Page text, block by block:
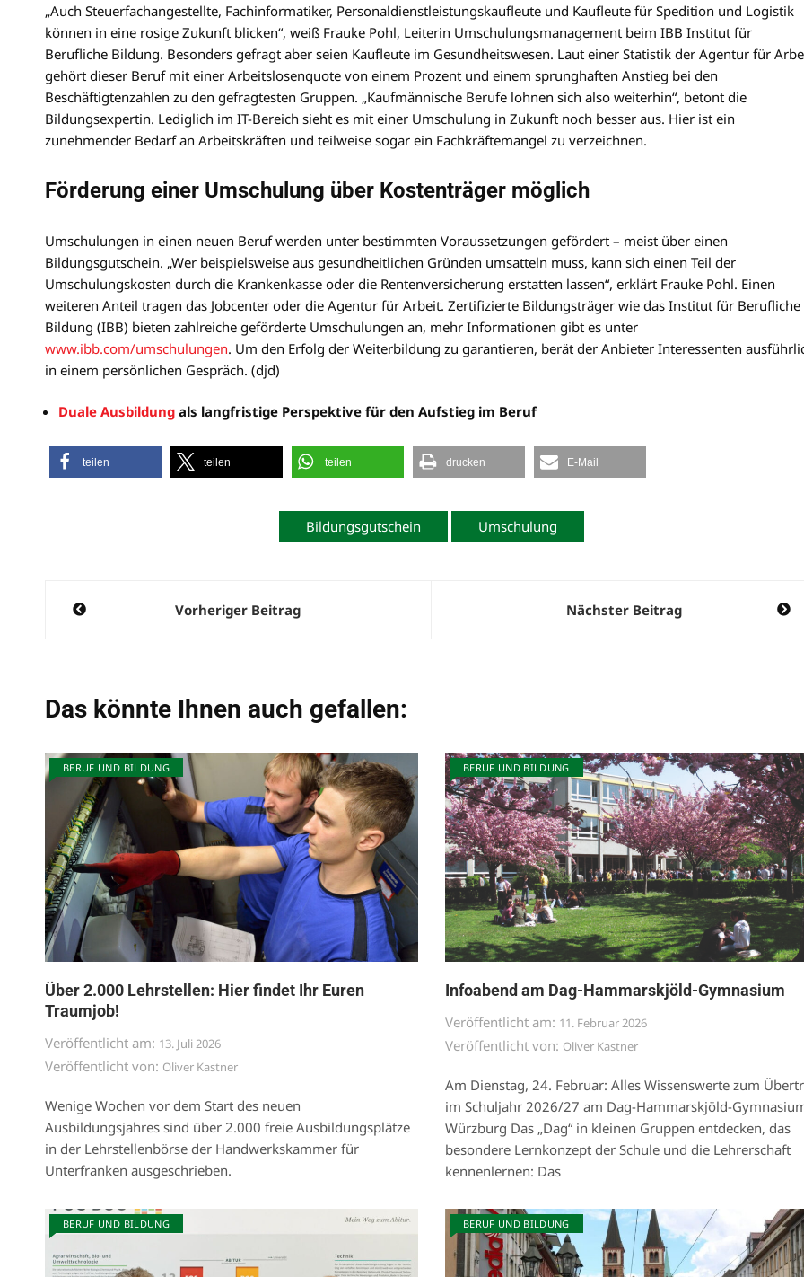
„Auch Steuerfachangestellte, Fachinformatiker, Personaldienstleistungskaufleute und Kaufleute für Spedition und Logistik
können in eine rosige Zukunft blicken“, weiß Frauke Pohl, Leiterin Umschulungsmanagement beim IBB Institut für
Berufliche Bildung. Besonders gefragt aber seien Kaufleute im Gesundheitswesen. Laut einer Statistik der Agentur für
gehört dieser Beruf mit einer Arbeitslosenquote von einem Prozent und einem sprunghaften Anstieg bei den
Beschäftigtenzahlen zu den gefragtesten Gruppen. „Kaufmännische Berufe lohnen sich also weiterhin“, betont die
Bildungsexpertin. Lediglich im IT-Bereich sieht es mit einer Umschulung in Zukunft noch besser aus. Hier ist ein
zunehmender Bedarf an Arbeitskräften und teilweise sogar ein Fachkräftemangel zu verzeichnen.
Förderung einer Umschulung über Kostenträger möglich
Umschulungen in einen neuen Beruf werden unter bestimmten Voraussetzungen gefördert – meist über einen
Bildungsgutschein. „Wer beispielsweise aus gesundheitlichen Gründen umsatteln muss, kann sich einen Teil der
Umschulungskosten durch die Krankenkasse oder die Rentenversicherung erstatten lassen“, erklärt Frauke Pohl. Einen
weiteren Anteil tragen das Jobcenter oder die Agentur für Arbeit. Zertifizierte Bildungsträger wie das Institut für Berufliche
Bildung (IBB) bieten zahlreiche geförderte Umschulungen an, mehr Informationen gibt es unter
www.ibb.com/umschulungen. Um den Erfolg der Weiterbildung zu garantieren, berät der Anbieter Interessenten
in einem persönlichen Gespräch. (djd)
Duale Ausbildung als langfristige Perspektive für den Aufstieg im Beruf
teilen teilen teilen drucken E-Mail
Bildungsgutschein Umschulung
Beitragsnavigation
Vorheriger Beitrag Nächster Beitrag
Das könnte Ihnen auch gefallen:
BERUF UND BILDUNG
Über 2.000 Lehrstellen: Hier findet Ihr Euren
Traumjob!
Veröffentlicht am: 13. Juli 2026
Veröffentlicht von: Oliver Kastner
Wenige Wochen vor dem Start des neuen
Ausbildungsjahres sind über 2.000 freie Ausbildungsplätze
in der Lehrstellenbörse der Handwerkskammer für
Unterfranken ausgeschrieben.
BERUF UND BILDUNG
Infoabend am Dag-Hammarskjöld-Gymnasium
Veröffentlicht am: 11. Februar 2026
Veröffentlicht von: Oliver Kastner
Am Dienstag, 24. Februar: Alles Wissenswerte zum
im Schuljahr 2026/27 am Dag-Hammarskjöld-
Würzburg Das „Dag“ in kleinen Gruppen entdecken, das
besondere Lernkonzept der Schule und die Lehrerschaft
kennenlernen: Das
BERUF UND BILDUNG BERUF UND BILDUNG